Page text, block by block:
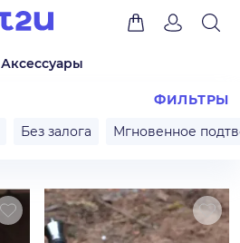
Аксессуары
ФИЛЬТРЫ
Без залога Мгновенное